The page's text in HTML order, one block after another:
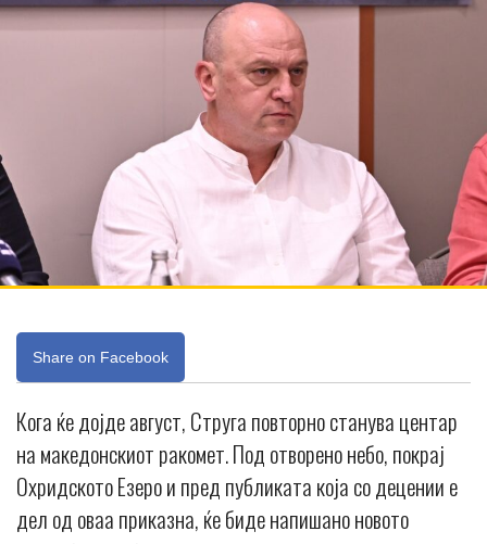
Share on Facebook
Кога ќе дојде август, Струга повторно станува центар
на македонскиот ракомет. Под отворено небо, покрај
Охридското Езеро и пред публиката која со децении е
дел од оваа приказна, ќе биде напишано новото